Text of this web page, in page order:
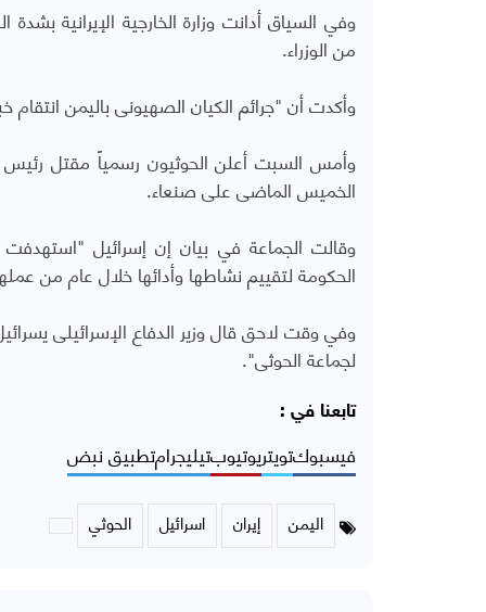
وفي السياق أدانت وزارة الخارجية الإيرانية
من الوزراء.
وأكدت أن "جرائم الكيان الصهيونى باليمن
وأمس السبت أعلن الحوثيون رسمياً مقتل رئيس
الخميس الماضى على صنعاء.
وقالت الجماعة في بيان إن إسرائيل
الحكومة لتقييم نشاطها وأدائها خلال عام من
وفي وقت لاحق قال وزير الدفاع الإسرائيلى
لجماعة الحوثى".
تابعنا في :
فيسبوكتويتريوتيوبتيليجرامتطبيق نبض
اليمن إيران اسرائيل الحوثي